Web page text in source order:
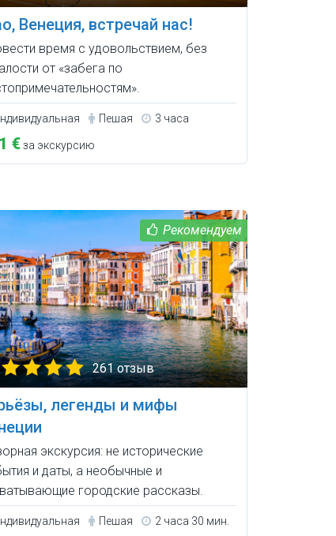
Венеция, встречай нас!
время с удовольствием, без
от «забега по
Пешая 3 часа
€за экскурсию
261 отзыв
легенды и мифы
экскурсия: не исторические
и даты, а необычные и
городские рассказы.
Пешая 2 часа 30 мин.